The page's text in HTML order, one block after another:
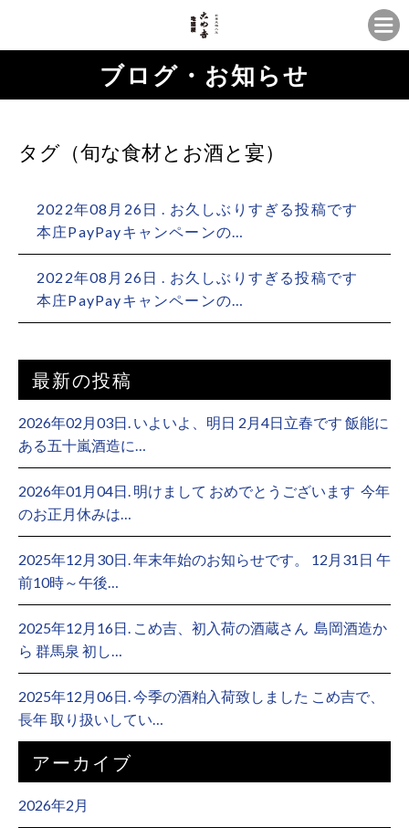
ブログ・お知らせ
タグ（旬な食材とお酒と宴）
2022年08月26日 . お久しぶりすぎる投稿です
本庄PayPayキャンペーンの…
2022年08月26日 . お久しぶりすぎる投稿です
本庄PayPayキャンペーンの…
最新の投稿
2026年02月03日. いよいよ、明日 2月4日立春です 飯能に
ある五十嵐酒造に…
2026年01月04日. 明けまして おめでとうございます ⁡ 今年
のお正月休みは…
2025年12月30日. 年末年始のお知らせです。 12月31日 午
前10時～午後…
2025年12月16日. こめ吉、初入荷の酒蔵さん ⁡ 島岡酒造か
ら 群馬泉 初し…
2025年12月06日. 今季の酒粕入荷致しました こめ吉で、
長年 取り扱いしてい…
アーカイブ
2026年2月